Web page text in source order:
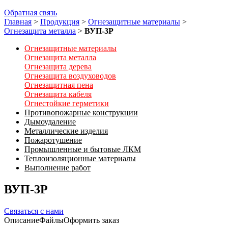
Обратная связь
Главная > Продукция > Огнезащитные материалы >
Огнезащита металла > ВУП-3Р
Огнезащитные материалы
Огнезащита металла
Огнезащита дерева
Огнезащита воздуховодов
Огнезащитная пена
Огнезащита кабеля
Огнестойкие герметики
Противопожарные конструкции
Дымоудаление
Металлические изделия
Пожаротушение
Промышленные и бытовые ЛКМ
Теплоизоляционные материалы
Выполнение работ
ВУП-3Р
Связаться с нами
ОписаниеФайлыОформить заказ